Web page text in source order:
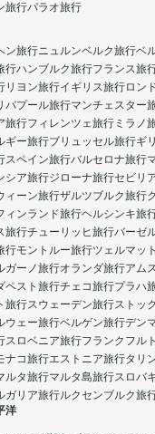
旅行パラオ旅行
ン旅行ニュルンベルク旅行ベ
行ハンブルク旅行フランス旅
リヨン旅行イギリス旅行ロン
バプール旅行マンチェスター
旅行フィレンツェ旅行 ミラノ
ギー旅行ブリュッセル旅行ギ
スペイン旅行バルセロナ旅行
シア旅行ジローナ旅行セビリ
ィーン旅行ザルツブルク旅行
ィンランド旅行ヘルシンキ旅
旅行チューリッヒ旅行バーゼ
行モントルー旅行ツェルマッ
ガーノ旅行オランダ旅行アム
ペスト旅行チェコ旅行プラハ
旅行スウェーデン旅行ストッ
ウェー旅行ベルゲン旅行デン
スロベニア旅行フランクフル
ナコ旅行エストニア旅行タリ
ルタ旅行マルタ島旅行スロバ
ガリア旅行ルクセンブルク旅
洋